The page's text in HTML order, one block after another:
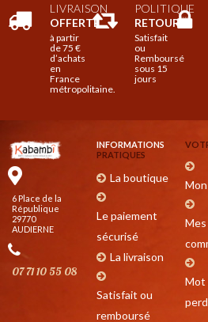
LIVRAISON
OFFERTE
à partir
de 75 €
d’achats
en
France
métropolitaine.
POLITIQUE
RETOUR
Satisfait
ou
Remboursé
sous 15
jours
6 Place de la
République
29770
AUDIERNE
07 71 10 55 08
INFORMATIONS
PRATIQUES
La boutique
Le paiement
sécurisé
La livraison
Satisfait ou
remboursé
Mes
Mot